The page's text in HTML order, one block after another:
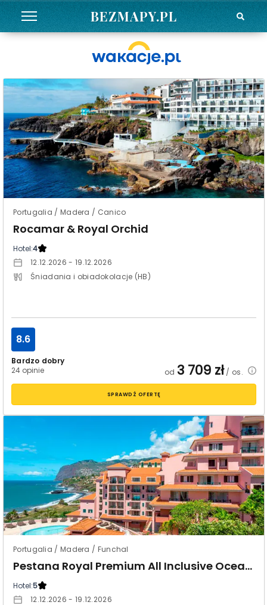
BEZMAPY.PL
Portugalia / Madera / Canico
Rocamar & Royal Orchid
Hotel:4
12.12.2026 - 19.12.2026
Śniadania i obiadokolacje (HB)
Bardzo dobry
24 opinie
8.6
od 3 709 zł/ os.
SPRAWDŹ OFERTĘ
Portugalia / Madera / Funchal
Pestana Royal Premium All Inclusive Ocean & Spa
Hotel:5
12.12.2026 - 19.12.2026